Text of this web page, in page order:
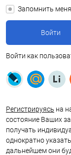
Запомнить
Войти как
Регистрируясь на
состояние Ваших
получать
однократно
дальнейшем они